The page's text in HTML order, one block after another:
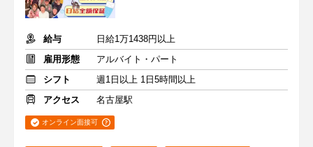
給与
日給1万1438円以上
雇用形態
アルバイト・パート
シフト
週1日以上 1日5時間以上
アクセス
名古屋駅
オンライン面接可